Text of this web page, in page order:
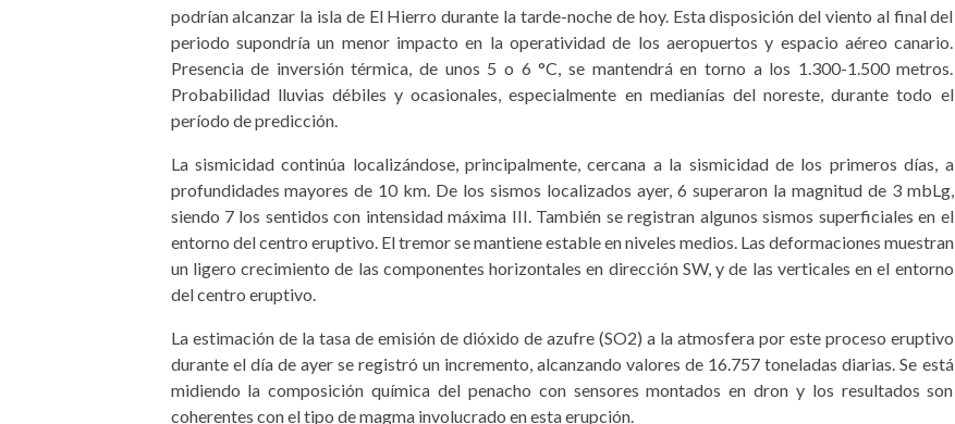
podrían alcanzar la isla de El Hierro durante la tarde-noche de hoy. Esta disposición del viento al final del
periodo supondría un menor impacto en la operatividad de los aeropuertos y espacio aéreo canario.
Presencia de inversión térmica, de unos 5 o 6 °C, se mantendrá en torno a los 1.300-1.500 metros.
Probabilidad lluvias débiles y ocasionales, especialmente en medianías del noreste, durante todo el
período de predicción.
La sismicidad continúa localizándose, principalmente, cercana a la sismicidad de los primeros días, a
profundidades mayores de 10 km. De los sismos localizados ayer, 6 superaron la magnitud de 3 mbLg,
siendo 7 los sentidos con intensidad máxima III. También se registran algunos sismos superficiales en el
entorno del centro eruptivo. El tremor se mantiene estable en niveles medios. Las deformaciones muestran
un ligero crecimiento de las componentes horizontales en dirección SW, y de las verticales en el entorno
del centro eruptivo.
La estimación de la tasa de emisión de dióxido de azufre (SO2) a la atmosfera por este proceso eruptivo
durante el día de ayer se registró un incremento, alcanzando valores de 16.757 toneladas diarias. Se está
midiendo la composición química del penacho con sensores montados en dron y los resultados son
coherentes con el tipo de magma involucrado en esta erupción.